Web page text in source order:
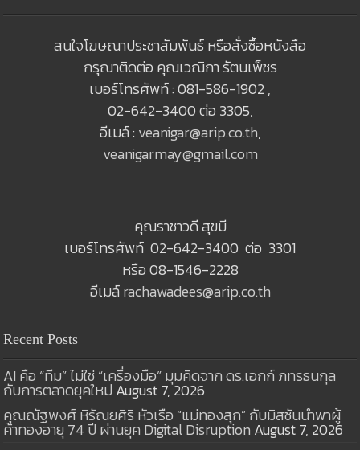
สนใจโฆษณาประชาสัมพันธ์ หรือสั่งซื้อหนังสือ
กรุณาติดต่อ คุณเวณิกา รัตนเพ็ชร
เบอร์โทรศัพท์ : 081-586-1902 ,
02-642-3400 ต่อ 3305,
อีเมล์ : veanigar@arip.co.th,
veanigarmay@gmail.com
คุณราชาวดี สุขมี
เบอร์โทรศัพท์ 02-642-3400 ต่อ 3301
หรือ 08-1546-2228
อีเมล์rachawadees@arip.co.th
Recent Posts
AI คือ “ทีม” ไม่ใช่ “เครื่องมือ” มุมคิดจาก ดร.เอกก์ ภทรธนกุล
กับการตลาดยุคใหม่ August 7, 2026
คุณณัฐพงศ์ หิรัณยศิริ หัวเรือ “แม่ทองสุก” กับมิสชันนำพาผู้
ค้าทองอายุ 74 ปี ผ่านยุค Digital Disruption August 7, 2026